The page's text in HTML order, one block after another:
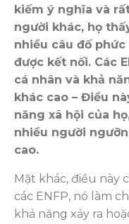
kiếm ý nghĩa và
người khác, họ
nhiều câu đố
được kết nối. Các
cá nhân và khả
khác cao – Điều
năng xã hội của
nhiều người
cao.
Mặt khác, điều này
các ENFP, nó làm
khả năng xảy ra